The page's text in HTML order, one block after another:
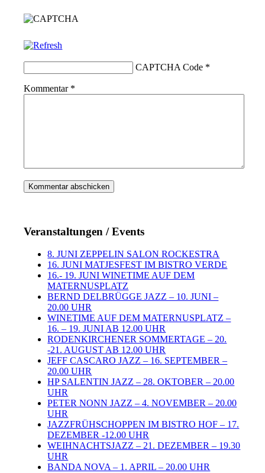
CAPTCHA Code *
Kommentar *
Veranstaltungen / Events
8. JUNI ZEPPELIN SALON ROCKESTRA
16. JUNI MATJESFEST IM BISTRO VERDE
16.- 19. JUNI WINETIME AUF DEM
MATERNUSPLATZ
BERND DELBRÜGGE JAZZ – 10. JUNI –
20.00 UHR
WINETIME AUF DEM MATERNUSPLATZ –
16. – 19. JUNI AB 12.00 UHR
RODENKIRCHENER SOMMERTAGE – 20.
-21. AUGUST AB 12.00 UHR
JEFF CASCARO JAZZ – 16. SEPTEMBER –
20.00 UHR
HP SALENTIN JAZZ – 28. OKTOBER – 20.00
UHR
PETER NONN JAZZ – 4. NOVEMBER – 20.00
UHR
JAZZFRÜHSCHOPPEN IM BISTRO HOF – 17.
DEZEMBER -12.00 UHR
WEIHNACHTSJAZZ – 21. DEZEMBER – 19.30
UHR
BANDA NOVA – 1. APRIL – 20.00 UHR